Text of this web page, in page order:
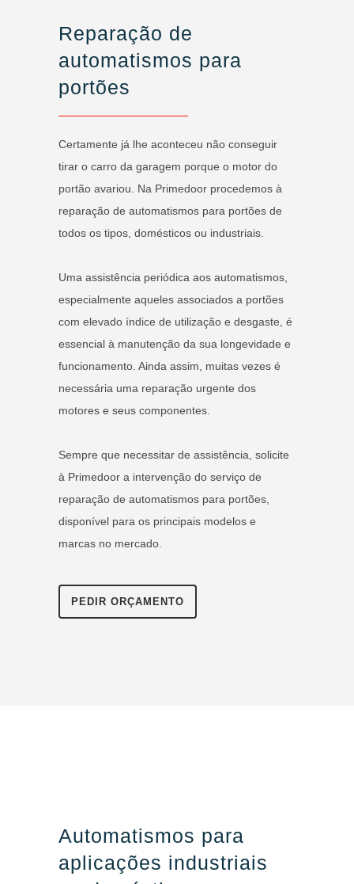
Reparação de
automatismos para
portões
Certamente já lhe aconteceu não conseguir
tirar o carro da garagem porque o motor do
portão avariou. Na Primedoor procedemos à
reparação de automatismos para portões de
todos os tipos, domésticos ou industriais.
Uma assistência periódica aos automatismos,
especialmente aqueles associados a portões
com elevado índice de utilização e desgaste, é
essencial à manutenção da sua longevidade e
funcionamento. Ainda assim, muitas vezes é
necessária uma reparação urgente dos
motores e seus componentes.
Sempre que necessitar de assistência, solicite
à Primedoor a intervenção do serviço de
reparação de automatismos para portões,
disponível para os principais modelos e
marcas no mercado.
PEDIR ORÇAMENTO
Automatismos para
aplicações industriais